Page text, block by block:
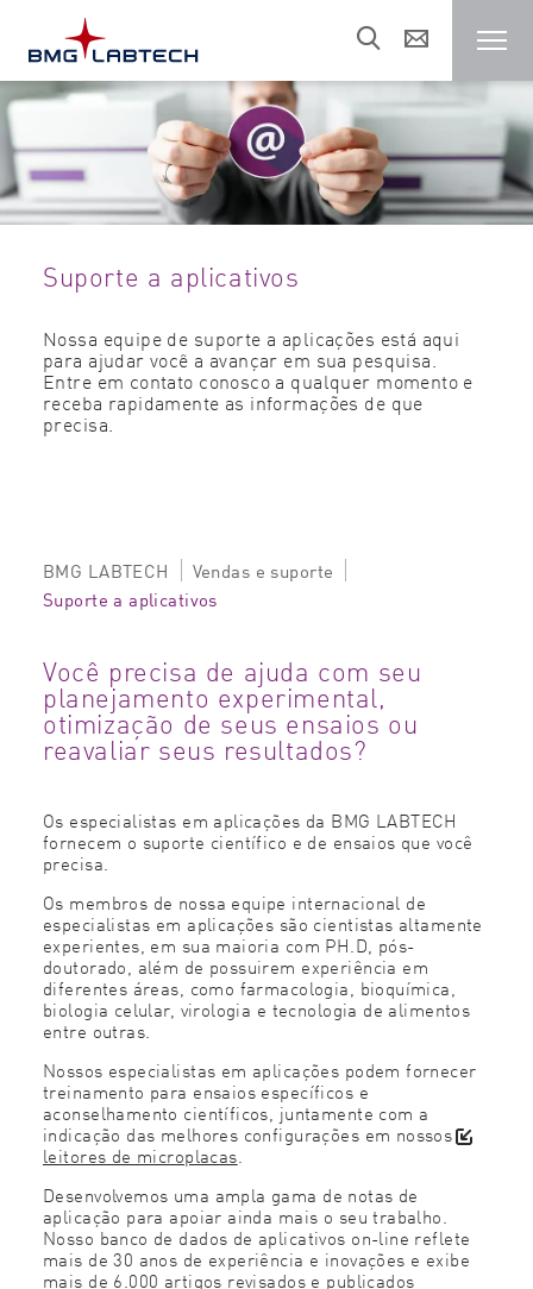
Leitor de Microplaca
Clientes
Áreas de Pesquisa
Recursos
Vendas e suporte
Suporte a aplicativos
Nossa equipe de suporte a aplicações está aqui
para ajudar você a avançar em sua pesquisa.
Entre em contato conosco a qualquer momento e
receba rapidamente as informações de que
precisa.
BMG LABTECH
Vendas e suporte
Suporte a aplicativos
Você precisa de ajuda com seu
planejamento experimental,
otimização de seus ensaios ou
reavaliar seus resultados?
Os especialistas em aplicações da BMG LABTECH
fornecem o suporte científico e de ensaios que você
precisa.
Os membros de nossa equipe internacional de
especialistas em aplicações são cientistas altamente
experientes, em sua maioria com PH.D, pós-
doutorado, além de possuirem experiência em
diferentes áreas, como farmacologia, bioquímica,
biologia celular, virologia e tecnologia de alimentos
entre outras.
Nossos especialistas em aplicações podem fornecer
treinamento para ensaios específicos e
aconselhamento científicos, juntamente com a
indicação das melhores configurações em nossos
leitores de microplacas.
Desenvolvemos uma ampla gama de notas de
aplicação para apoiar ainda mais o seu trabalho.
Nosso banco de dados de aplicativos on-line reflete
mais de 30 anos de experiência e inovações e exibe
mais de 6.000 artigos revisados e publicados